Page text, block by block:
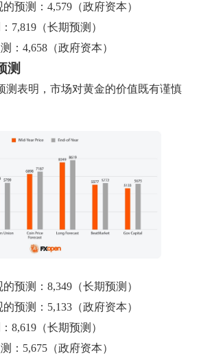
预测：4,579（政府资本）
7,819（长期预测）
：4,658（政府资本）
测
测表明，市场对黄金的价值既有谨慎
预测：8,349（长期预测）
预测：5,133（政府资本）
8,619（长期预测）
：5,675（政府资本）